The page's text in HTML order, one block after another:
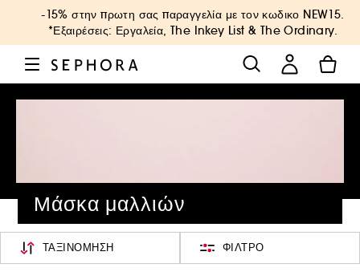
-15% στην πρωτη σας παραγγελία με τον κωδικο NEW15.
*Εξαιρέσεις: Εργαλεία, The Inkey List & The Ordinary.
Μάσκα μαλλιών
ΤΑΞΙΝΌΜΗΣΗ ΦΊΛΤΡΟ